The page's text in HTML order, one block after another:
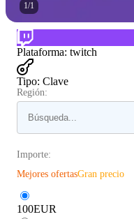
1/1
Plataforma: twitch
Tipo: Clave
Región:
Importe:
Mejores ofertasGran precio
100EUR